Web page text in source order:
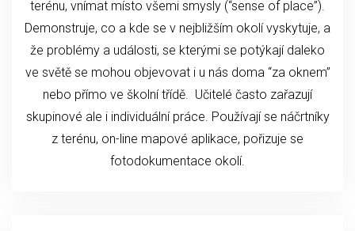
terénu, vnímat místo všemi smysly (“sense of place”).
Demonstruje, co a kde se v nejbližším okolí vyskytuje, a
že problémy a události, se kterými se potýkají daleko
ve světě se mohou objevovat i u nás doma “za oknem”
nebo přímo ve školní třídě. Učitelé často zařazují
skupinové ale i individuální práce. Používají se náčrtníky
z terénu, on-line mapové aplikace, pořizuje se
fotodokumentace okolí.